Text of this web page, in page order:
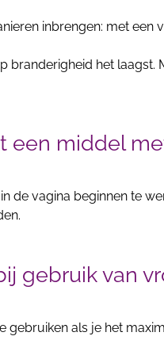
inbrengen: met een
branderigheid het
een middel
de vagina beginnen te
gebruik van
gebruiken als je het